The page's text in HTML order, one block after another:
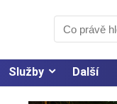
Služby Další